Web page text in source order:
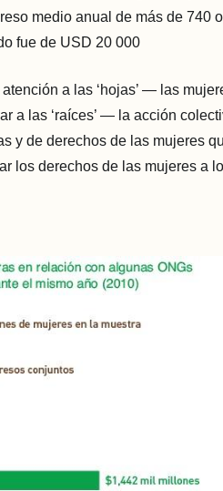
medio anual de más de 740
fue de USD 20 000
a las ‘hojas’ — las
a las ‘raíces’ — la acción
y de derechos de las mujeres
los derechos de las mujeres a